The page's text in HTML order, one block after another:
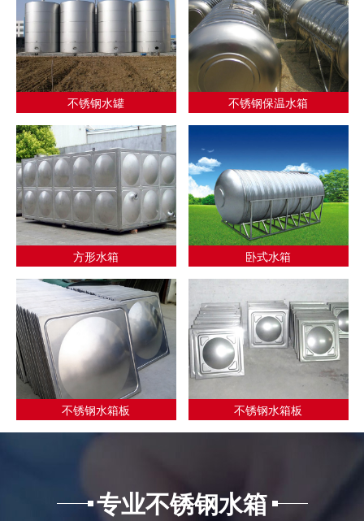
不锈钢水罐 不锈钢保温水箱
方形水箱 卧式水箱
不锈钢水箱板 不锈钢水箱板
专业不锈钢水箱